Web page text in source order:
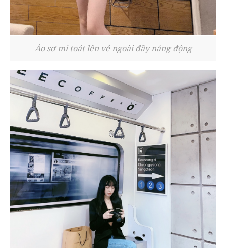
Áo sơ mi toát lên vẻ ngoài đầy năng động